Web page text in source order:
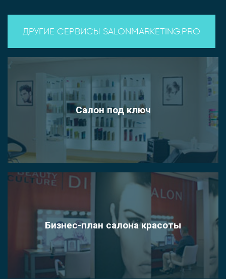
ДРУГИЕ СЕРВИСЫ SALONMARKETING.PRO
Салон под ключ
Бизнес-план салона красоты